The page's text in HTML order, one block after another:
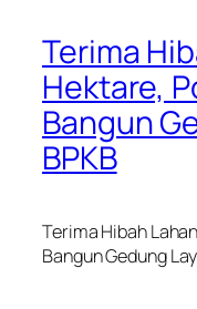
Terima
Hektare,
Bangun
BPKB
Terima Hibah
Bangun Gedung